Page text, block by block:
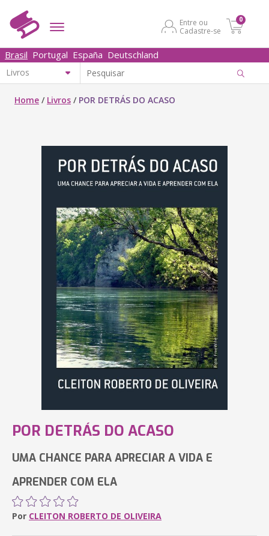
Entre ou
Cadastre-se
0
Brasil Portugal España Deutschland
Home / Livros / POR DETRÁS DO ACASO
POR DETRÁS DO ACASO
UMA CHANCE PARA APRECIAR A VIDA E
APRENDER COM ELA
Por CLEITON ROBERTO DE OLIVEIRA